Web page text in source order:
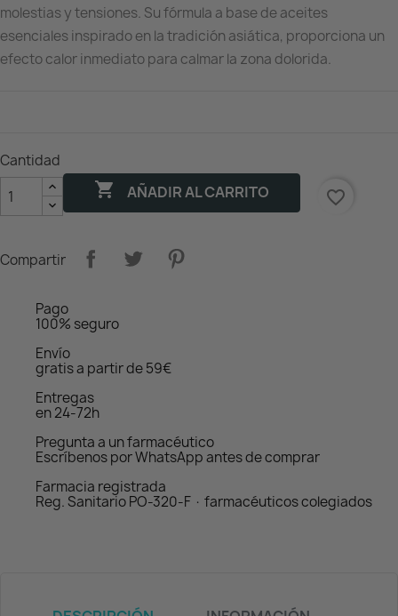
molestias y tensiones. Su fórmula a base de aceites
esenciales inspirado en la tradición asiática, proporciona un
efecto calor inmediato para calmar la zona dolorida.
Cantidad
 AÑADIR AL CARRITO favorite_border
Compartir
Pago
100% seguro
Envío
gratis a partir de 59€
Entregas
en 24-72h
Pregunta a un farmacéutico
Escríbenos por WhatsApp antes de comprar
Farmacia registrada
Reg. Sanitario PO-320-F · farmacéuticos colegiados